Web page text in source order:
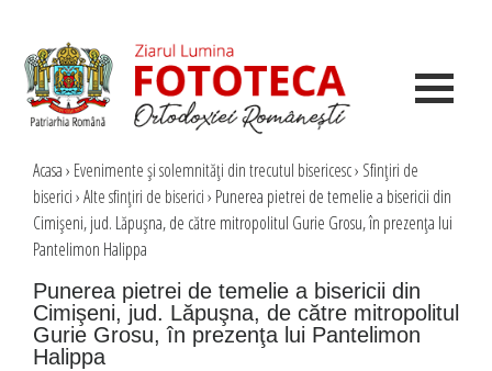
Acasa› Evenimente şi solemnităţi din trecutul bisericesc› Sfinţiri de
biserici›Alte sfinţiri de biserici› Punerea pietrei de temelie a bisericii din
Cimişeni, jud. Lăpuşna, de către mitropolitul Gurie Grosu, în prezenţa lui
Pantelimon Halippa
Punerea pietrei de temelie a bisericii din
Cimişeni, jud. Lăpuşna, de către mitropolitul
Gurie Grosu, în prezenţa lui Pantelimon
Halippa